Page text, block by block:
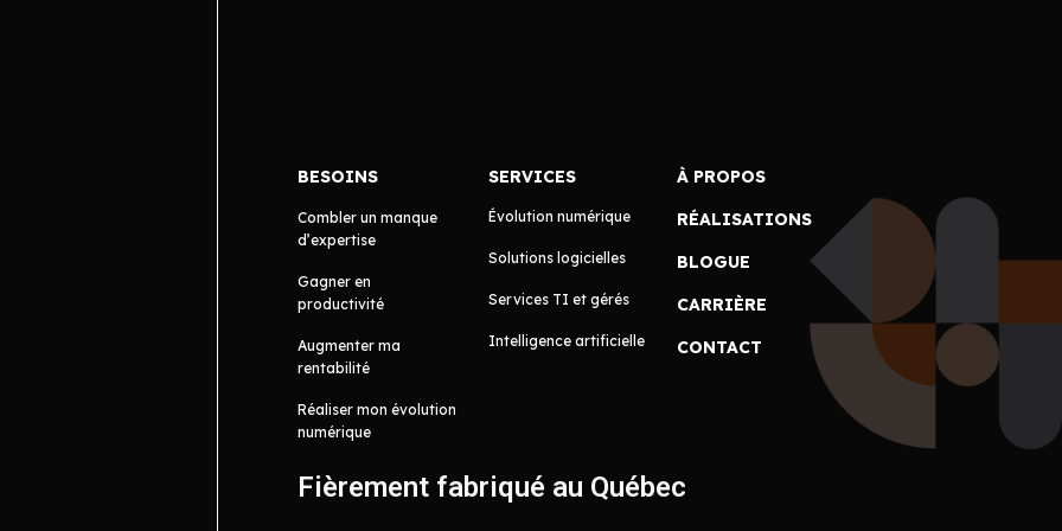
BESOINS
Combler un manque
d’expertise
Gagner en
productivité
Augmenter ma
rentabilité
Réaliser mon évolution
numérique
SERVICES
Évolution numérique
Solutions logicielles
Services TI et gérés
Intelligence artificielle
À PROPOS
RÉALISATIONS
BLOGUE
CARRIÈRE
CONTACT
Fièrement fabriqué au Québec